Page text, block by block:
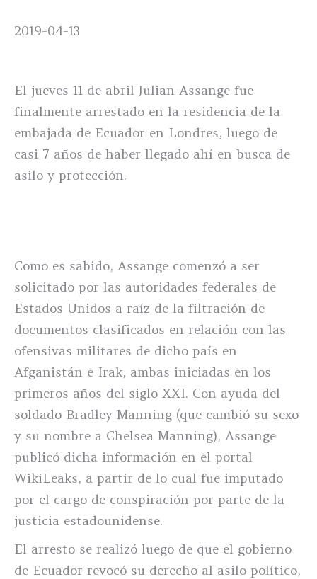
2019-04-13
El jueves 11 de abril Julian Assange fue
finalmente arrestado en la residencia de la
embajada de Ecuador en Londres, luego de
casi 7 años de haber llegado ahí en busca de
asilo y protección.
Como es sabido, Assange comenzó a ser
solicitado por las autoridades federales de
Estados Unidos a raíz de la filtración de
documentos clasificados en relación con las
ofensivas militares de dicho país en
Afganistán e Irak, ambas iniciadas en los
primeros años del siglo XXI. Con ayuda del
soldado Bradley Manning (que cambió su sexo
y su nombre a Chelsea Manning), Assange
publicó dicha información en el portal
WikiLeaks, a partir de lo cual fue imputado
por el cargo de conspiración por parte de la
justicia estadounidense.
El arresto se realizó luego de que el gobierno
de Ecuador revocó su derecho al asilo político,